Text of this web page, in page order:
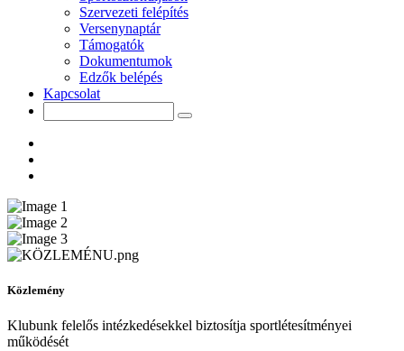
Szervezeti felépítés
Versenynaptár
Támogatók
Dokumentumok
Edzők belépés
Kapcsolat
Közlemény
Klubunk felelős intézkedésekkel biztosítja sportlétesítményei
működését